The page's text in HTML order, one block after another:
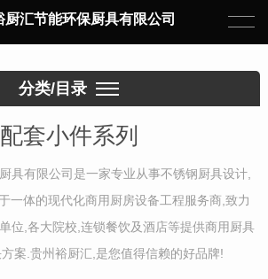
厨汇节能环保厨具有限公司
分类/目录
配套小件系列
具有限公司是一家专业从事不锈钢厨具设计,
一体的现代化商用厨房设备工程服务商,致力
位,各大院校,连锁餐饮及酒店等提供商用厨具
案.贵州裕厨汇,是您值得信赖的好品牌!